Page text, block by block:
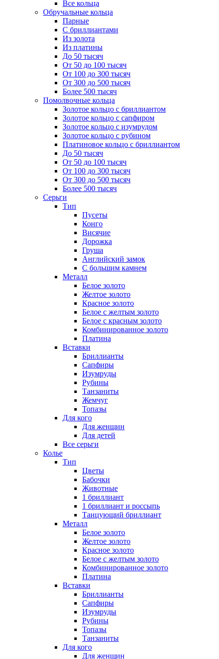
Все кольца
Обручальные кольца
Парные
С бриллиантами
Из золота
Из платины
До 50 тысяч
От 50 до 100 тысяч
От 100 до 300 тысяч
От 300 до 500 тысяч
Более 500 тысяч
Помолвочные кольца
Золотое кольцо с бриллиантом
Золотое кольцо с сапфиром
Золотое кольцо с изумрудом
Золотое кольцо с рубином
Платиновое кольцо с бриллиантом
До 50 тысяч
От 50 до 100 тысяч
От 100 до 300 тысяч
От 300 до 500 тысяч
Более 500 тысяч
Серьги
Тип
Пусеты
Конго
Висячие
Дорожка
Груша
Английский замок
С большим камнем
Металл
Белое золото
Желтое золото
Красное золото
Белое с желтым золото
Белое с красным золото
Комбинированное золото
Платина
Вставки
Бриллианты
Сапфиры
Изумруды
Рубины
Танзаниты
Жемчуг
Топазы
Для кого
Для женщин
Для детей
Все серьги
Колье
Тип
Цветы
Бабочки
Животные
1 бриллиант
1 бриллиант и россыпь
Танцующий бриллиант
Металл
Белое золото
Желтое золото
Красное золото
Белое с желтым золото
Комбинированное золото
Платина
Вставки
Бриллианты
Сапфиры
Изумруды
Рубины
Топазы
Танзаниты
Для кого
Для женщин